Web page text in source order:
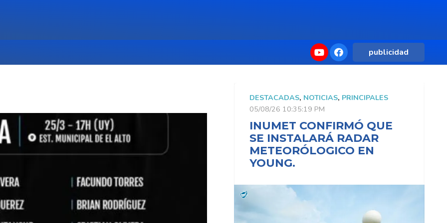
publicidad
INUMET CONFIRMÓ QUE
SE INSTALARÁ RADAR
METEORÓLOGICO EN
DESTACADAS, NOTICIAS, PRINCIPALES
05/08/26 10:35:19 PM
INUMET CONFIRMÓ QUE
SE INSTALARÁ RADAR
METEORÓLOGICO EN
YOUNG.